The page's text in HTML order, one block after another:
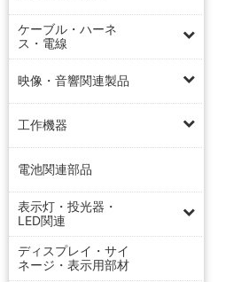
ケーブル・ハーネ
ス・電線
映像・音響関連製品
工作機器
電池関連部品
表示灯・投光器・
LED関連
ディスプレイ・サイ
ネージ・表示用部材